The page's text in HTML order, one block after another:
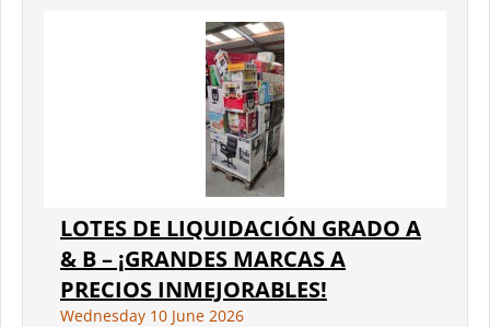
LOTES DE LIQUIDACIÓN GRADO A
& B – ¡GRANDES MARCAS A
PRECIOS INMEJORABLES!
Wednesday 10 June 2026